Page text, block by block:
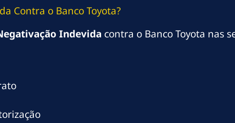
Contra o Banco Toyota?
Indevida contra o Banco Toyota nas